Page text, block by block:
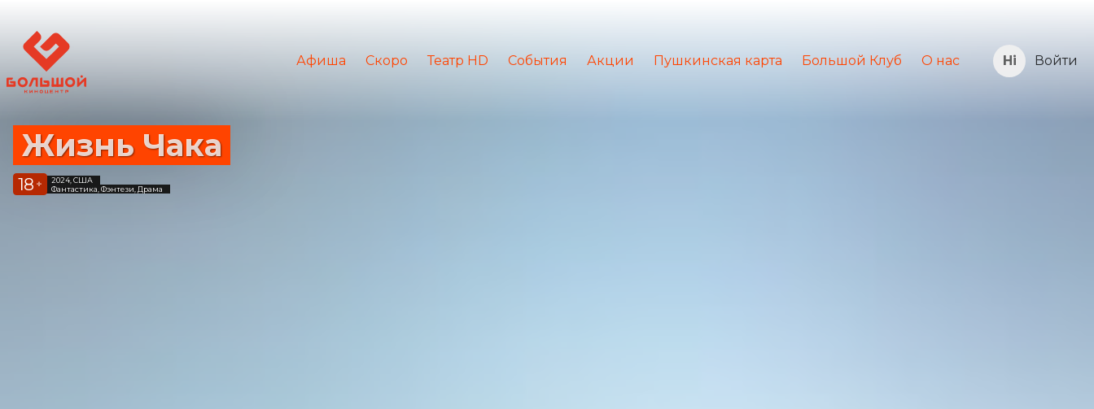
Афиша Скоро Театр HD События Акции Пушкинская карта Большой Клуб О нас Войти
Жизнь Чака
18 +
2024, США
Фантастика, Фэнтези, Драма